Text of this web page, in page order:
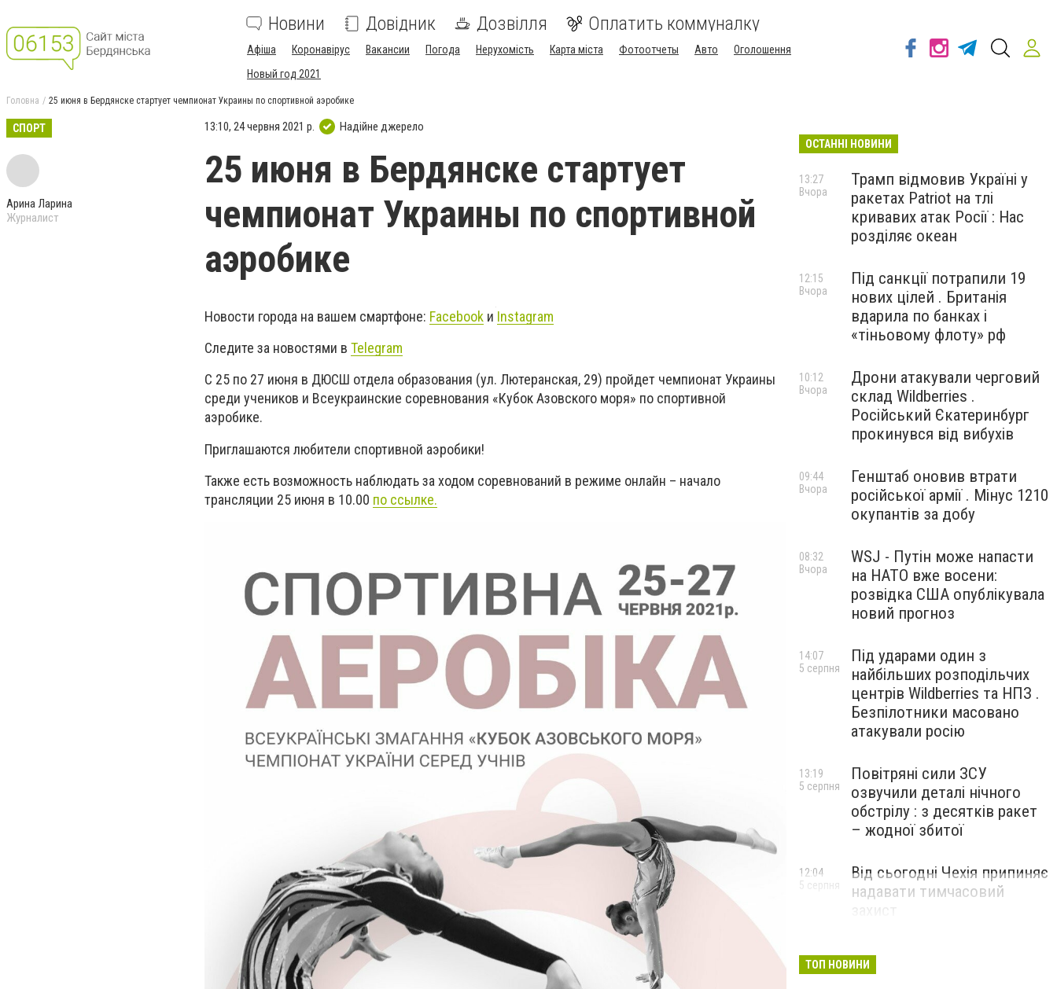
Новини Довідник Дозвілля Оплатить коммуналку
Афіша Коронавірус Вакансии Погода Нерухомість Карта міста Фотоотчеты Авто
Оголошення
Новый год 2021
Головна 25 июня в Бердянске стартует чемпионат Украины по спортивной аэробике
СПОРТ
Арина Ларина
Журналист
13:10, 24 червня 2021 р. Надійне джерело
25 июня в Бердянске стартует
чемпионат Украины по спортивной
аэробике
Новости города на вашем смартфоне: Facebook и Instagram
Следите за новостями в Telegram
С 25 по 27 июня в ДЮСШ отдела образования (ул. Лютеранская, 29) пройдет чемпионат Украины
среди учеников и Всеукраинские соревнования «Кубок Азовского моря» по спортивной
аэробике.
Приглашаются любители спортивной аэробики!
Также есть возможность наблюдать за ходом соревнований в режиме онлайн – начало
трансляции 25 июня в 10.00 по ссылке.
ОСТАННІ НОВИНИ
Трамп відмовив Україні у
ракетах Patriot на тлі
кривавих атак Росії : Нас
розділяє океан
13:27
Вчора
Під санкції потрапили 19
нових цілей . Британія
вдарила по банках і
«тіньовому флоту» рф
12:15
Вчора
Дрони атакували черговий
склад Wildberries .
Російський Єкатеринбург
прокинувся від вибухів
10:12
Вчора
Генштаб оновив втрати
російської армії . Мінус 1210
окупантів за добу
09:44
Вчора
WSJ - Путін може напасти
на НАТО вже восени:
розвідка США опублікувала
новий прогноз
08:32
Вчора
Під ударами один з
найбільших розподільчих
центрів Wildberries та НПЗ .
Безпілотники масовано
атакували росію
14:07
5 серпня
Повітряні сили ЗСУ
озвучили деталі нічного
обстрілу : з десятків ракет
– жодної збитої
13:19
5 серпня
Від сьогодні Чехія припиняє
надавати тимчасовий
12:04
5 серпня
ТОП НОВИНИ